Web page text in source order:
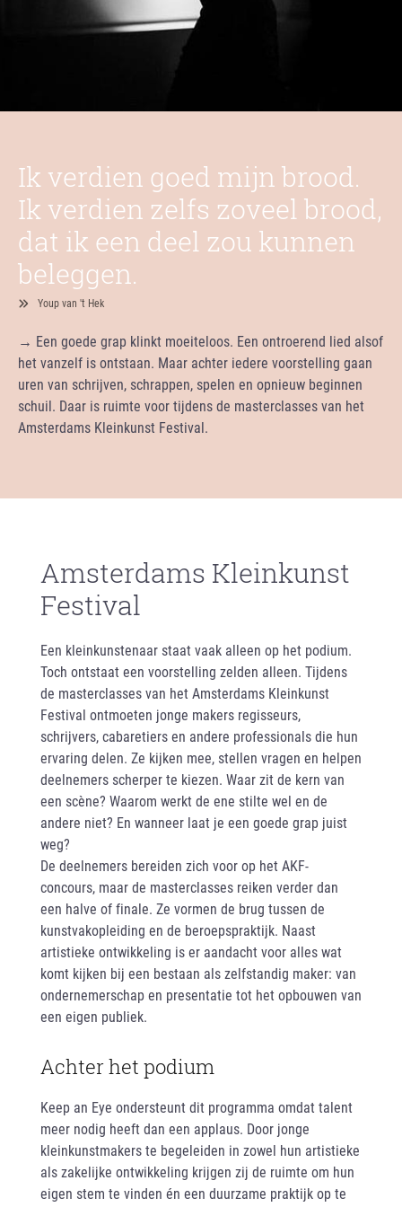
Ik verdien goed mijn brood.
Ik verdien zelfs zoveel brood,
dat ik een deel zou kunnen
beleggen.
Youp van 't Hek
→ Een goede grap klinkt moeiteloos. Een ontroerend lied alsof
het vanzelf is ontstaan. Maar achter iedere voorstelling gaan
uren van schrijven, schrappen, spelen en opnieuw beginnen
schuil. Daar is ruimte voor tijdens de masterclasses van het
Amsterdams Kleinkunst Festival.
Amsterdams Kleinkunst
Festival
Een kleinkunstenaar staat vaak alleen op het podium.
Toch ontstaat een voorstelling zelden alleen. Tijdens
de masterclasses van het Amsterdams Kleinkunst
Festival ontmoeten jonge makers regisseurs,
schrijvers, cabaretiers en andere professionals die hun
ervaring delen. Ze kijken mee, stellen vragen en helpen
deelnemers scherper te kiezen. Waar zit de kern van
een scène? Waarom werkt de ene stilte wel en de
andere niet? En wanneer laat je een goede grap juist
weg?
De deelnemers bereiden zich voor op het AKF-
concours, maar de masterclasses reiken verder dan
een halve of finale. Ze vormen de brug tussen de
kunstvakopleiding en de beroepspraktijk. Naast
artistieke ontwikkeling is er aandacht voor alles wat
komt kijken bij een bestaan als zelfstandig maker: van
ondernemerschap en presentatie tot het opbouwen van
een eigen publiek.
Achter het podium
Keep an Eye ondersteunt dit programma omdat talent
meer nodig heeft dan een applaus. Door jonge
kleinkunstmakers te begeleiden in zowel hun artistieke
als zakelijke ontwikkeling krijgen zij de ruimte om hun
eigen stem te vinden én een duurzame praktijk op te